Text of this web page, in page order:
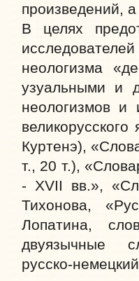
произведений,
В целях
неологизма
узуальными и
неологизмов и
Куртенэ),
т., 20 т.),
- XVII вв.»,
Тихонова,
Лопатина,
двуязычные
русско-